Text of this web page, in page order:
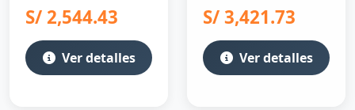
S/ 2,544.43
Ver detalles
S/ 3,421.73
Ver detalles